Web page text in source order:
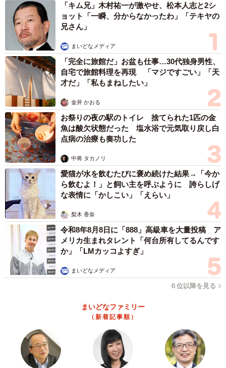
「キム兄」木村祐一が激やせ、松本人志と2シ
ョット「一瞬、分からなかったわ」「テキヤの
兄さん」
まいどなメディア
「完全に旅館だ」お盆も仕事…30代独身男性、
自宅で旅館料理を再現 「マジですごい」「天
才だ」「私もまねしたい」
金井 かおる
お祭りの夜の駅のトイレ 捨てられた1匹の金
魚は酸欠状態だった 塩水浴で元気取り戻し白
点病の治療も奏功した
中将 タカノリ
愛猫が水を飲むたびに褒め続けた結果→「今か
ら飲むよ！」と飼い主を呼ぶように 誇らしげ
な表情に「かしこい」「えらい」
梨木 香奈
令和8年8月8日に「888」高級車を大量投稿 ア
メリカ生まれタレント「何台所有してるんです
か」「LMカッコよすぎ」
まいどなメディア
６位以降を見る
まいどなファミリー
（新着記事順）